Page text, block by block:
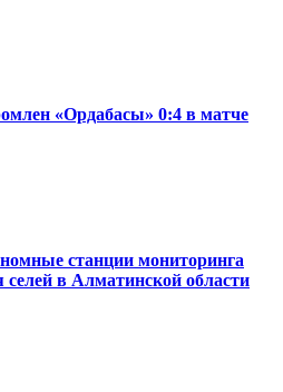
«Ордабасы» 0:4 в матче
станции мониторинга
селей в Алматинской области